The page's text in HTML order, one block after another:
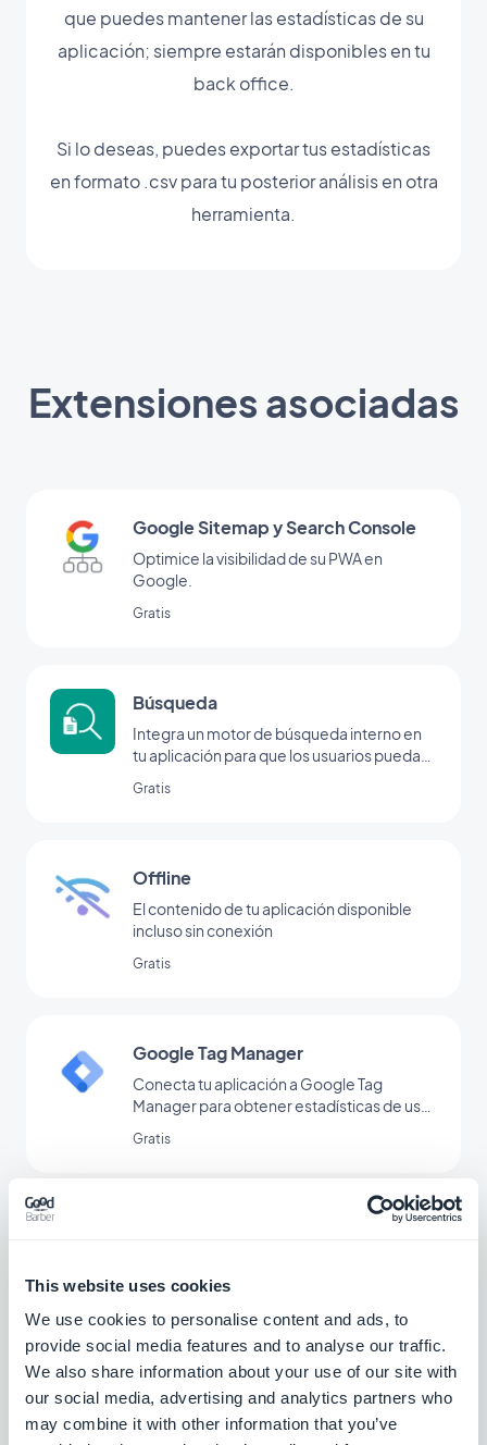
This website uses cookies
We use cookies to personalise content and ads, to
provide social media features and to analyse our traffic.
We also share information about your use of our site with
our social media, advertising and analytics partners who
may combine it with other information that you’ve
que puedes mantener las estadísticas de su
aplicación; siempre estarán disponibles en tu
back office.
Si lo deseas, puedes exportar tus estadísticas
en formato .csv para tu posterior análisis en otra
herramienta.
Extensiones asociadas
Google Sitemap y Search Console
Optimice la visibilidad de su PWA en
Google.
Gratis
Búsqueda
Integra un motor de búsqueda interno en
tu aplicación para que los usuarios puedan
de ojos con la extensión de búsqueda de
Gratis
Offline
El contenido de tu aplicación disponible
incluso sin conexión
Gratis
Google Tag Manager
Conecta tu aplicación a Google Tag
Manager para obtener estadísticas de uso
Gratis
Gratis
CMS Fotos
Publica tus fotos en tu app